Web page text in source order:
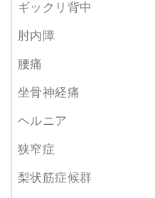
ギックリ背中
肘内障
腰痛
坐骨神経痛
ヘルニア
狭窄症
梨状筋症候群